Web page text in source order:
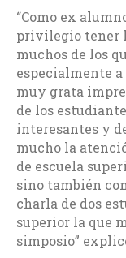
“Como ex
privilegio tener
muchos de los
especialmente
muy grata
de los
interesantes y
mucho la
de escuela
sino también
charla de dos
superior la que
simposio”